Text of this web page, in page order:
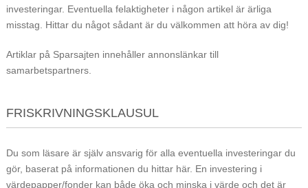
investeringar. Eventuella felaktigheter i någon artikel är ärliga
misstag. Hittar du något sådant är du välkommen att höra av dig!
Artiklar på Sparsajten innehåller annonslänkar till
samarbetspartners.
FRISKRIVNINGSKLAUSUL
Du som läsare är själv ansvarig för alla eventuella investeringar du
gör, baserat på informationen du hittar här. En investering i
värdepapper/fonder kan både öka och minska i värde och det är